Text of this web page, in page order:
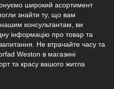
широкий асортимент
знайти ту, що вам
консультантам, ви
інформацію про товар та
Не втрачайте часу та
Weston в магазині
та красу вашого житла